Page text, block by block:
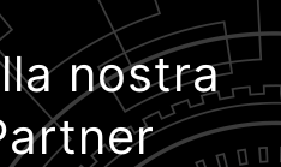
nostra